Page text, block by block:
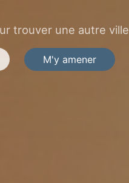
trouver une autre ville
M'y amener